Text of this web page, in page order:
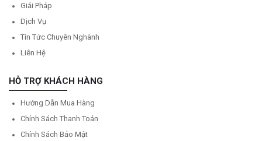
Giải Pháp
Dịch Vụ
Tin Tức Chuyên Nghành
Liên Hệ
HỖ TRỢ KHÁCH HÀNG
Hướng Dẫn Mua Hàng
Chính Sách Thanh Toán
Chính Sách Bảo Mật